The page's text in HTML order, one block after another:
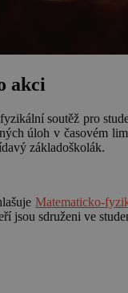
akci
soutěž pro
úloh v časovém
základoškolák.
Matematicko-
jsou sdruženi ve